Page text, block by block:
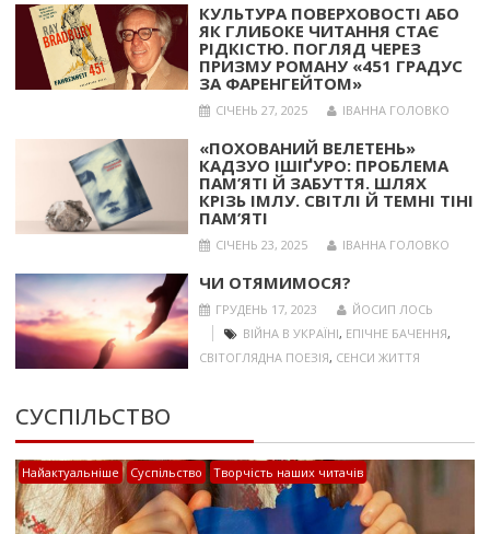
КУЛЬТУРА ПОВЕРХОВОСТІ АБО
ЯК ГЛИБОКЕ ЧИТАННЯ СТАЄ
РІДКІСТЮ. ПОГЛЯД ЧЕРЕЗ
ПРИЗМУ РОМАНУ «451 ГРАДУС
ЗА ФАРЕНГЕЙТОМ»
СІЧЕНЬ 27, 2025 ІВАННА ГОЛОВКО
«ПОХОВАНИЙ ВЕЛЕТЕНЬ»
КАДЗУО ІШІҐУРО: ПРОБЛЕМА
ПАМ’ЯТІ Й ЗАБУТТЯ. ШЛЯХ
КРІЗЬ ІМЛУ. СВІТЛІ Й ТЕМНІ ТІНІ
ПАМ’ЯТІ
СІЧЕНЬ 23, 2025 ІВАННА ГОЛОВКО
ЧИ ОТЯМИМОСЯ?
ГРУДЕНЬ 17, 2023
ЙОСИП ЛОСЬ
ВІЙНА В УКРАЇНІ, ЕПІЧНЕ БАЧЕННЯ,
СВІТОГЛЯДНА ПОЕЗІЯ, СЕНСИ ЖИТТЯ
СУСПІЛЬСТВО
Найактуальніше Суспільство Творчість наших читачів